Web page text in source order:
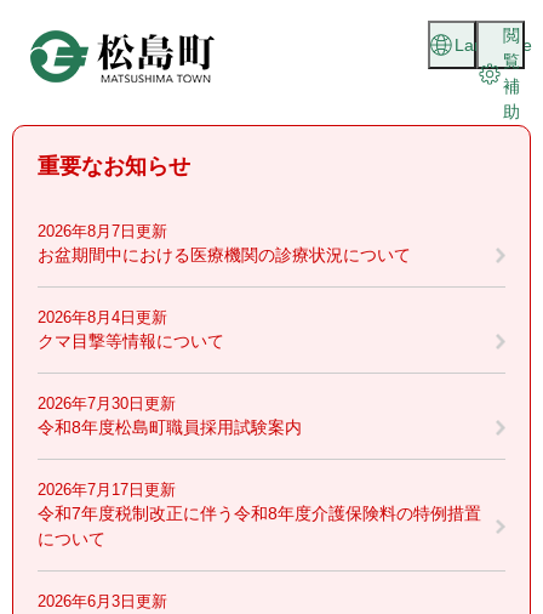
頭
閲
覧
補
助
Language
重要なお知らせ
2026年8月7日更新
お盆期間中における医療機関の診療状況について
2026年8月4日更新
クマ目撃等情報について
2026年7月30日更新
令和8年度松島町職員採用試験案内
2026年7月17日更新
令和7年度税制改正に伴う令和8年度介護保険料の特例措置
について
2026年6月3日更新